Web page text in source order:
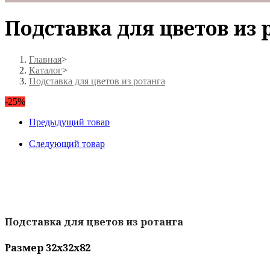
Подставка для цветов из
Главная>
Каталог>
Подставка для цветов из ротанга
-25%
Предыдущий товар
Следующий товар
Подставка для цветов из ротанга
Размер 32х32х82